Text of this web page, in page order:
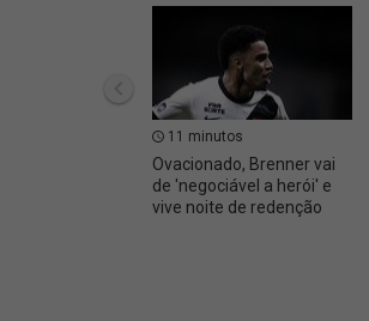
11 minutos
Ovacionado, Brenner vai
de 'negociável a herói' e
vive noite de redenção